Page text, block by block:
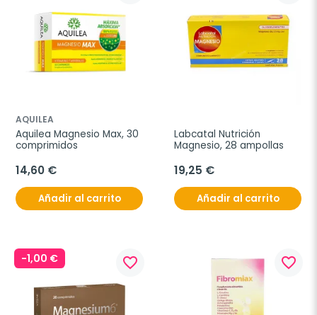
AQUILEA
Aquilea Magnesio Max, 30
comprimidos
14,60 €
Añadir al carrito
Labcatal Nutrición
Magnesio, 28 ampollas
19,25 €
Añadir al carrito
-1,00 € favorite_border favorite_border